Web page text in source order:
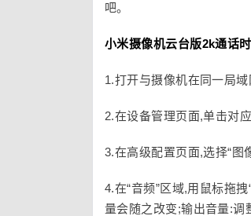
吧。
小米摄像机云台版2k通话
1.打开与摄像机在同一局
2.在设备管理页面,单击对
3.在高级配置页面,选择“图
4.在“音频”区域,用鼠标拖
量会随之改变;输出音量:调